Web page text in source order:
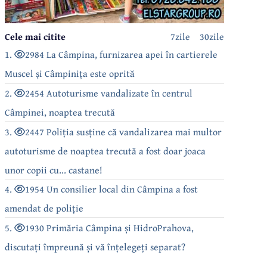
30zile
7zile
Cele mai citite
1.
2984 La Câmpina, furnizarea apei în cartierele
Muscel și Câmpinița este oprită
2.
2454 Autoturisme vandalizate în centrul
Câmpinei, noaptea trecută
3.
2447 Poliția susține că vandalizarea mai multor
autoturisme de noaptea trecută a fost doar joaca
unor copii cu... castane!
4.
1954 Un consilier local din Câmpina a fost
amendat de poliție
5.
1930 Primăria Câmpina și HidroPrahova,
discutați împreună și vă înțelegeți separat?